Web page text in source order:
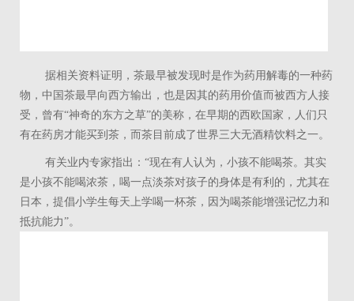
据相关资料证明，茶最早被发现时是作为药用解毒的一种药
物，中国茶最早向西方输出，也是因其的药用价值而被西方人接
受，曾有“神奇的东方之草”的美称，在早期的西欧国家，人们只
有在药房才能买到茶，而茶目前成了世界三大无酒精饮料之一。
有关业内专家指出：“现在有人认为，小孩不能喝茶。其实
是小孩不能喝浓茶，喝一点淡茶对孩子的身体是有利的，尤其在
日本，提倡小学生每天上学喝一杯茶，因为喝茶能增强记忆力和
抵抗能力”。